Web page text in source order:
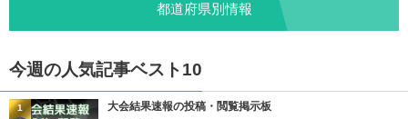
都道府県別情報
今週の人気記事ベスト10
大会結果速報の投稿・閲覧掲示板
1